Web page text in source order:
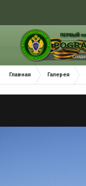
Главная Галерея